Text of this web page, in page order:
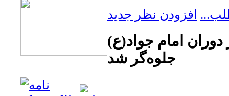
افزودن نظر جدید
امام جواد(ع)
جلوه‌گر شد